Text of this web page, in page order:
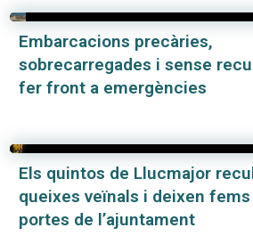
Embarcacions precàries,
sobrecarregades i sense
fer front a emergències
Els quintos de Llucmajor
queixes veïnals i deixen fems
portes de l’ajuntament